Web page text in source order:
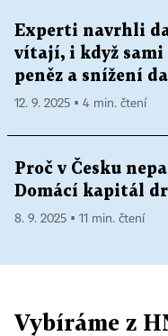
Experti navrhli
vítají, i když
peněz a snížení
12. 9. 2025 ▪ 4 min. čtení
Proč v Česku
Domácí kapitál
8. 9. 2025 ▪ 11 min. čtení
Vybíráme z